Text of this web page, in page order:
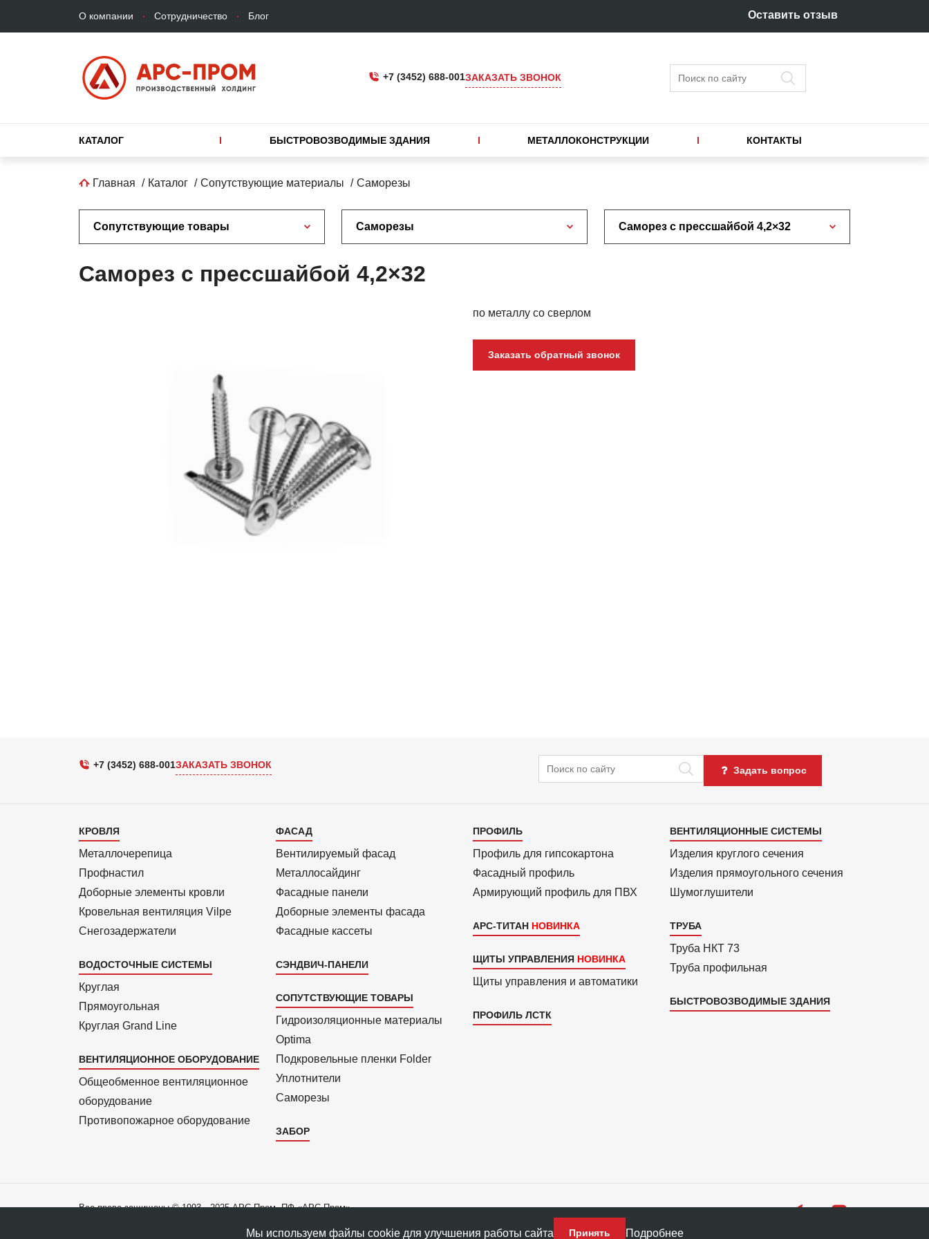
Верхнее
меню
О компании Сотрудничество Блог Оставить отзыв
+7 (3452) 688-001ЗАКАЗАТЬ ЗВОНОК Поиск
Основная
КАТАЛОГ БЫСТРОВОЗВОДИМЫЕ ЗДАНИЯ МЕТАЛЛОКОНСТРУКЦИИ КОНТАКТЫ
Строка
Главная Каталог Сопутствующие материалы Саморезы
Сопутствующие товары Саморезы Саморез с прессшайбой 4,2×32
Саморез с прессшайбой 4,2×32
по металлу со сверлом
Заказать обратный звонок
+7 (3452) 688-001ЗАКАЗАТЬ ЗВОНОК Поиск Задать вопрос
Каталог
1
КРОВЛЯ
Металлочерепица
Профнастил
Доборные элементы кровли
Кровельная вентиляция Vilpe
Снегозадержатели
ВОДОСТОЧНЫЕ СИСТЕМЫ
Круглая
Прямоуголь­ная
Круглая Grand Line
ВЕНТИЛЯЦИОННОЕ ОБОРУДОВАНИЕ
Общеобменное вентиляционное
оборудование
Противопожарное оборудование
Каталог
2
ФАСАД
Вентилиру­емый фасад
Металло­сайдинг
Фасадные панели
Доборные элементы фасада
Фасадные кассеты
СЭНДВИЧ-ПАНЕЛИ
СОПУТСТВУЮЩИЕ ТОВАРЫ
Гидроизоля­ционные материалы
Optima
Подкровель­ные пленки Folder
Уплотнители
Саморезы
ЗАБОР
Каталог
3
ПРОФИЛЬ
Профиль для гипсо­картона
Фасадный профиль
Армиру­ю­щий профиль для ПВХ
АРС-ТИТАН
ЩИТЫ УПРАВЛЕНИЯ
Щиты управления и автоматики
ПРОФИЛЬ ЛСТК
Каталог
4
ВЕНТИЛЯЦИОННЫЕ СИСТЕМЫ
Изделия круглого сечения
Изделия прямоуголь­ного сечения
Шумоглушители
ТРУБА
Труба НКТ 73
Труба профильная
БЫСТРОВОЗВОДИМЫЕ ЗДАНИЯ
Все права защищены © 1993—2025 АРС-Пром, ПФ «АРС-Пром»
Политика конфиденциальности данныхМы используем файлы cookie для улучшения работы сайта Принять Подробнее